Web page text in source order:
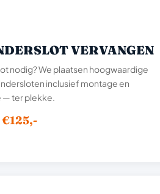
VERVANGEN
nodig? We plaatsen hoogwaardige
inclusief montage en
— ter plekke.